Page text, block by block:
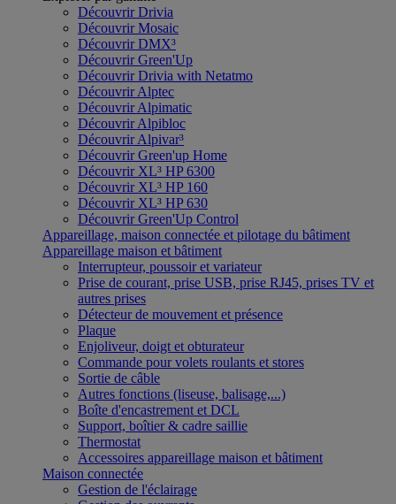
Découvrir Drivia
Découvrir Mosaic
Découvrir DMX³
Découvrir Green'Up
Découvrir Drivia with Netatmo
Découvrir Alptec
Découvrir Alpimatic
Découvrir Alpibloc
Découvrir Alpivar³
Découvrir Green'up Home
Découvrir XL³ HP 6300
Découvrir XL³ HP 160
Découvrir XL³ HP 630
Découvrir Green'Up Control
Appareillage, maison connectée et pilotage du bâtiment
Appareillage maison et bâtiment
Interrupteur, poussoir et variateur
Prise de courant, prise USB, prise RJ45, prises TV et
autres prises
Détecteur de mouvement et présence
Plaque
Enjoliveur, doigt et obturateur
Commande pour volets roulants et stores
Sortie de câble
Autres fonctions (liseuse, balisage,...)
Boîte d'encastrement et DCL
Support, boîtier & cadre saillie
Thermostat
Accessoires appareillage maison et bâtiment
Maison connectée
Gestion de l'éclairage